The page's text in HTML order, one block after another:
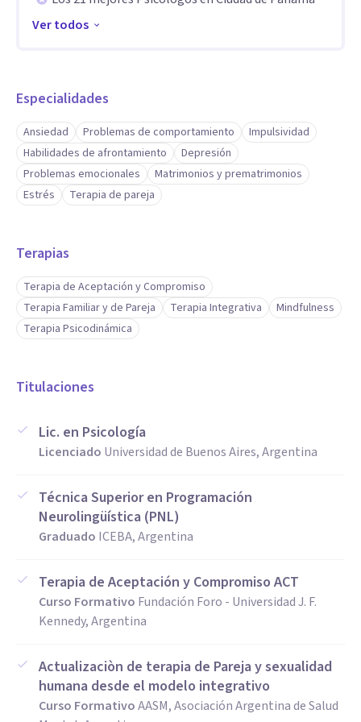
la singularidad de cada persona. Trabajo desde un abordaje
facilitador, ofreciendo un espacio de escucha y reflexión
donde puedan desplegarse recursos emocionales,
comunicacionales y creativos.
Mi experiencia en formación y coordinación de talleres de
posibilidades de trabajo clínico.
Ver todos
Especialidades
Ansiedad Problemas de comportamiento
Impulsividad
Habilidades de afrontamiento
Depresión
Problemas emocionales
Matrimonios y prematrimonios
Estrés
Terapia de pareja
Terapias
Terapia de Aceptación y Compromiso
Terapia Familiar y de Pareja
Terapia Integrativa
Mindfulness
Terapia Psicodinámica
Titulaciones
Lic. en Psicología
Licenciado Universidad de Buenos Aires, Argentina
Técnica Superior en Programación
Neurolingüística (PNL)
Graduado ICEBA, Argentina
Terapia de Aceptación y Compromiso ACT
Curso Formativo Fundación Foro - Universidad J. F.
Kennedy, Argentina
Actualizaciòn de terapia de Pareja y sexualidad
humana desde el modelo integrativo
Curso FormativoAASM, Asociación Argentina de Salud